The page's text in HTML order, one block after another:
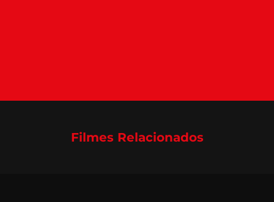
Filmes Relacionados